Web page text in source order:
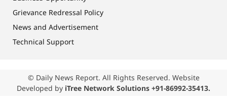
Grievance Redressal Policy
News and Advertisement
Technical Support
© Daily News Report. All Rights Reserved. Website
Developed by iTree Network Solutions +91-86992-35413.